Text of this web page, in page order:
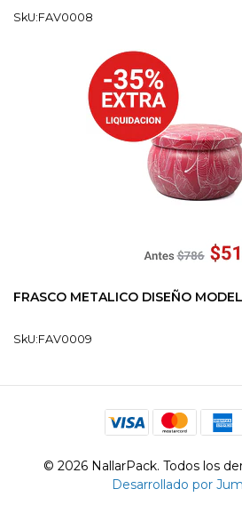
SkU:FAV0008
FRASCO METALICO DISEÑO
SkU:FAV0009
© 2026 NallarPack. Todos los
Desarrollado por